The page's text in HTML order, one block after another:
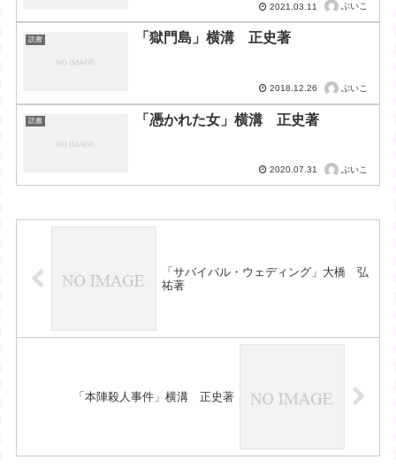
2021.03.11 ぶいこ
読書 「獄門島」横溝 正史著
2018.12.26 ぶいこ
読書 「憑かれた女」横溝 正史著
2020.07.31 ぶいこ
「サバイバル・ウェディング」大橋 弘
祐著
「本陣殺人事件」横溝 正史著